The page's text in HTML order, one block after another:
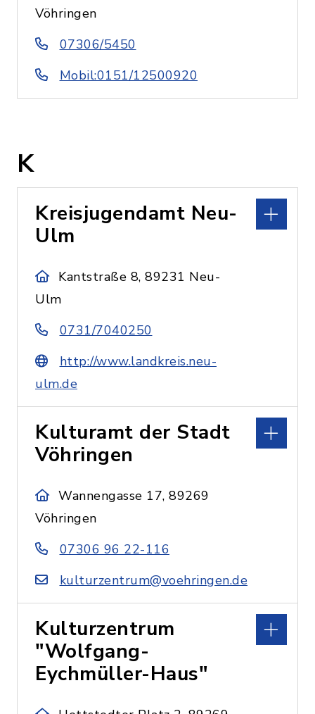
Vöhringen
07306/5450
Mobil:0151/12500920
K
Kreisjugendamt Neu-
Ulm
Kantstraße 8, 89231 Neu-
Ulm
0731/7040250
http://www.landkreis.neu-
ulm.de
Kulturamt der Stadt
Vöhringen
Wannengasse 17, 89269
Vöhringen
07306 96 22-116
kulturzentrum@voehringen.de
Kulturzentrum
"Wolfgang-
Eychmüller-Haus"